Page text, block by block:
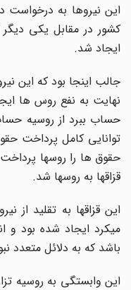
این نیروها به درخواست
کشور در مقابل یکی دیگر
ایجاد شد.
جالب اینجا بود که این
نهایت به نفع روس ها
حساب ببرد از روسیه حساب
توانایی کامل پرداخت
حقوق ها را روسها
قزاقها به روسها شد.
این قزاقها به تقلید از
میکرد ایجاد شده بود و
باشد که به دلائل متعدد نبود.